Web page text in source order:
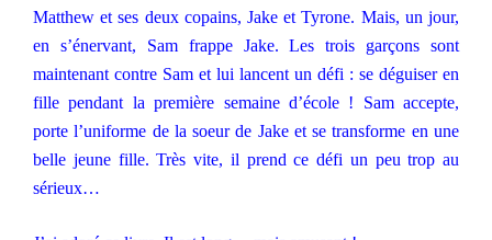
Matthew et ses deux copains, Jake et Tyrone. Mais, un jour,
en s’énervant, Sam frappe Jake. Les trois garçons sont
maintenant contre Sam et lui lancent un défi : se déguiser en
fille pendant la première semaine d’école ! Sam accepte,
porte l’uniforme de la soeur de Jake et se transforme en une
belle jeune fille. Très vite, il prend ce défi un peu trop au
sérieux…